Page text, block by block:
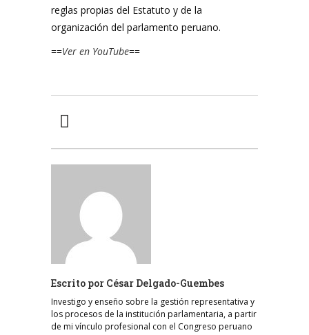
reglas propias del Estatuto y de la
organización del parlamento peruano.
==Ver en YouTube==
Escrito por César Delgado-Guembes
Investigo y enseño sobre la gestión representativa y
los procesos de la institución parlamentaria, a partir
de mi vínculo profesional con el Congreso peruano